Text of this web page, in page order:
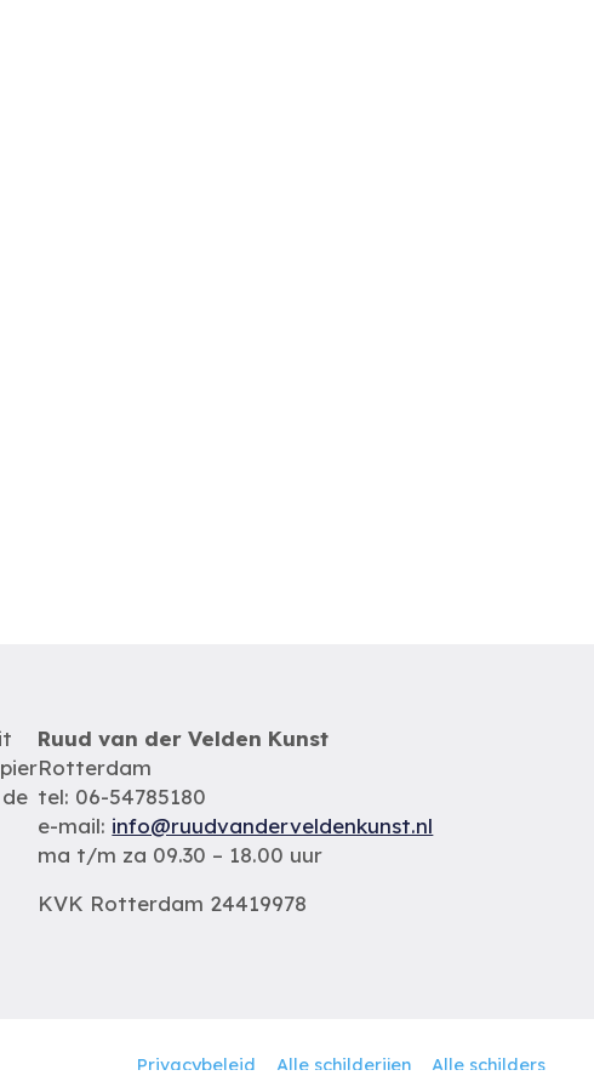
Ruud van der Velden Kunst
Rotterdam
tel: 06-54785180
e-mail: info@ruudvanderveldenkunst.nl
ma t/m za 09.30 – 18.00 uur
KVK Rotterdam 24419978
Privacybeleid Alle schilderijen Alle schilders